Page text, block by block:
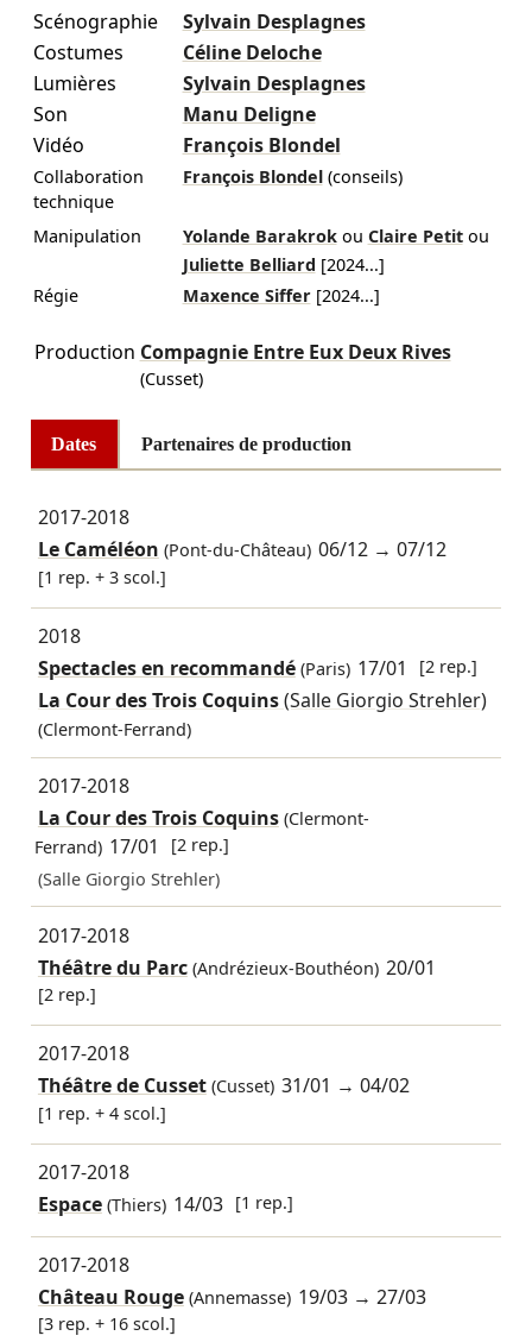
Scénographie
Sylvain Desplagnes
Costumes
Céline Deloche
Lumières
Sylvain Desplagnes
Son
Manu Deligne
Vidéo
François Blondel
Collaboration
technique
François Blondel (conseils)
Manipulation Yolande Barakrok ou Claire Petit ou
Juliette Belliard [2024...]
Régie
Maxence Siffer [2024...]
Production Compagnie Entre Eux Deux Rives
(Cusset)
Dates Partenaires de production
2017-2018
Le Caméléon (Pont-du-Château) 06/12 →07/12
[1 rep. + 3 scol.]
2018
Spectacles en recommandé(Paris) 17/01 [2 rep.]
La Cour des Trois Coquins(Salle Giorgio Strehler)
(Clermont-Ferrand)
2017-2018
La Cour des Trois Coquins(Clermont-
Ferrand) 17/01
[2 rep.]
(Salle Giorgio Strehler)
2017-2018
Théâtre du Parc(Andrézieux-Bouthéon) 20/01
[2 rep.]
2017-2018
Théâtre de Cusset(Cusset) 31/01 →04/02
[1 rep. + 4 scol.]
2017-2018
Espace(Thiers) 14/03 [1 rep.]
2017-2018
Château Rouge(Annemasse) 19/03 →27/03
[3 rep. + 16 scol.]